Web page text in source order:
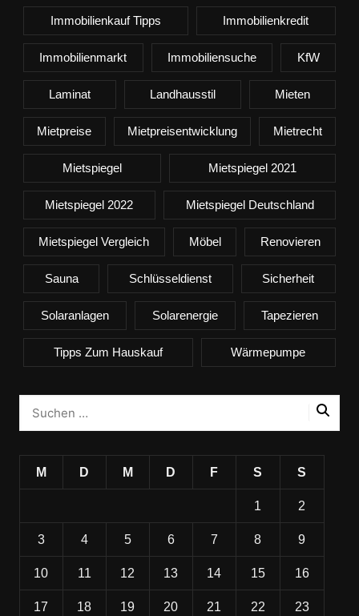
Immobilienkauf Tipps Immobilienkredit
Immobilienmarkt Immobiliensuche KfW
Laminat Landhausstil Mieten
Mietpreise Mietpreisentwicklung Mietrecht
Mietspiegel Mietspiegel 2021
Mietspiegel 2022 Mietspiegel Deutschland
Mietspiegel Vergleich Möbel Renovieren
Sauna Schlüsseldienst Sicherheit
Solaranlagen Solarenergie Tapezieren
Tipps Zum Hauskauf Wärmepumpe
M D M D F S S
1 2
3 4 5 6 7 8 9
10 11 12 13 14 15 16
17 18 19 20 21 22 23